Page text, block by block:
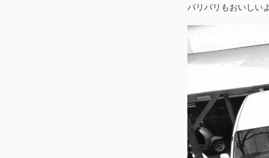
パリパリもおいしい